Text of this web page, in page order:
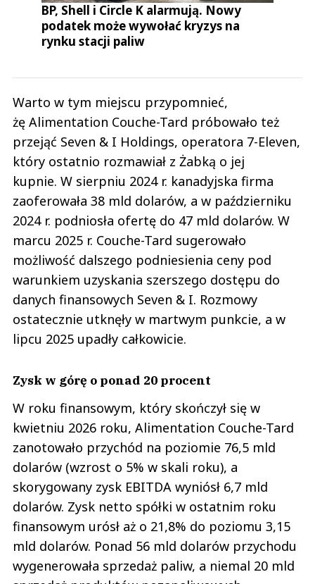
BP, Shell i Circle K alarmują. Nowy
podatek może wywołać kryzys na
rynku stacji paliw
Warto w tym miejscu przypomnieć,
żę Alimentation Couche-Tard próbowało też
przejąć Seven & I Holdings, operatora 7-Eleven,
który ostatnio rozmawiał z Żabką o jej
kupnie. W sierpniu 2024 r. kanadyjska firma
zaoferowała 38 mld dolarów, a w październiku
2024 r. podniosła ofertę do 47 mld dolarów. W
marcu 2025 r. Couche-Tard sugerowało
możliwość dalszego podniesienia ceny pod
warunkiem uzyskania szerszego dostępu do
danych finansowych Seven & I. Rozmowy
ostatecznie utknęły w martwym punkcie, a w
lipcu 2025 upadły całkowicie.
Zysk w górę o ponad 20 procent
W roku finansowym, który skończył się w
kwietniu 2026 roku, Alimentation Couche-Tard
zanotowało przychód na poziomie 76,5 mld
dolarów (wzrost o 5% w skali roku), a
skorygowany zysk EBITDA wyniósł 6,7 mld
dolarów. Zysk netto spółki w ostatnim roku
finansowym urósł aż o 21,8% do poziomu 3,15
mld dolarów. Ponad 56 mld dolarów przychodu
wygenerowała sprzedaż paliw, a niemal 20 mld